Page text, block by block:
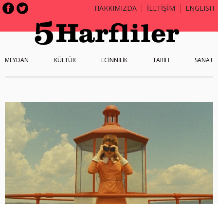
HAKKIMIZDA İLETİŞİM ENGLISH
MEYDAN KÜLTÜR ECİNNİLİK TARİH SANAT